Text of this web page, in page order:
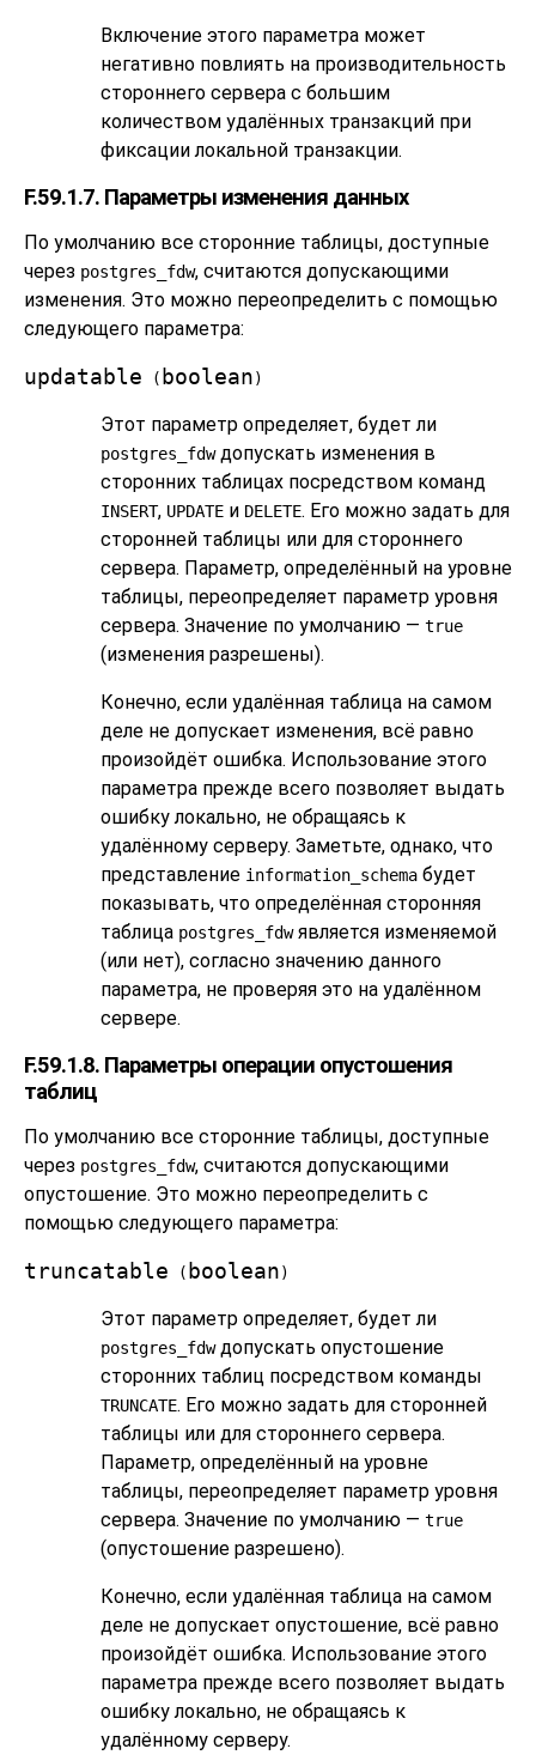
Включение этого параметра может
негативно повлиять на производительность
стороннего сервера с большим
количеством удалённых транзакций при
фиксации локальной транзакции.
F.59.1.7. Параметры изменения данных
По умолчанию все сторонние таблицы, доступные
через postgres_fdw, считаются допускающими
изменения. Это можно переопределить с помощью
следующего параметра:
updatable ( boolean )
Этот параметр определяет, будет ли
postgres_fdwдопускать изменения в
сторонних таблицах посредством команд
INSERT, UPDATE и DELETE. Его можно задать для
сторонней таблицы или для стороннего
сервера. Параметр, определённый на уровне
таблицы, переопределяет параметр уровня
сервера. Значение по умолчанию — true
(изменения разрешены).
Конечно, если удалённая таблица на самом
деле не допускает изменения, всё равно
произойдёт ошибка. Использование этого
параметра прежде всего позволяет выдать
ошибку локально, не обращаясь к
удалённому серверу. Заметьте, однако, что
представление information_schema будет
показывать, что определённая сторонняя
таблица postgres_fdwявляется изменяемой
(или нет), согласно значению данного
параметра, не проверяя это на удалённом
сервере.
F.59.1.8. Параметры операции опустошения
таблиц
По умолчанию все сторонние таблицы, доступные
через postgres_fdw, считаются допускающими
опустошение. Это можно переопределить с
помощью следующего параметра:
truncatable ( boolean )
Этот параметр определяет, будет ли
postgres_fdwдопускать опустошение
сторонних таблиц посредством команды
TRUNCATE. Его можно задать для сторонней
таблицы или для стороннего сервера.
Параметр, определённый на уровне
таблицы, переопределяет параметр уровня
сервера. Значение по умолчанию — true
(опустошение разрешено).
Конечно, если удалённая таблица на самом
деле не допускает опустошение, всё равно
произойдёт ошибка. Использование этого
параметра прежде всего позволяет выдать
ошибку локально, не обращаясь к
удалённому серверу.